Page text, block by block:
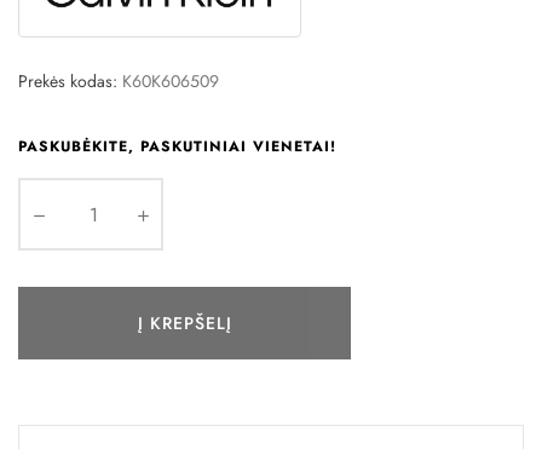
Prekės kodas: K60K606509
PASKUBĖKITE, PASKUTINIAI VIENETAI!
Į KREPŠELĮ